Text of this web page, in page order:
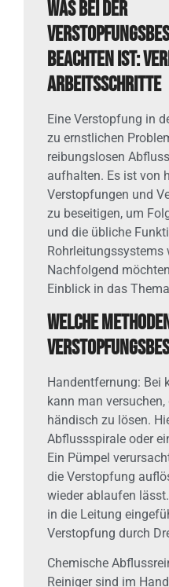
Was bei der
beachten ist:
Arbeitsschritte
Eine Verstopfung in
zu ernstlichen
reibungslosen
aufhalten. Es ist von
Verstopfungen und
zu beseitigen, um
und die übliche
Rohrleitungssystems
Nachfolgend
Einblick in das
Welche
Handentfernung: Bei
kann man
händisch zu lösen.
Abflussspirale oder
Ein Pümpel
die Verstopfung
wieder ablaufen
in die Leitung
Verstopfung durch
Chemische
Reiniger sind im